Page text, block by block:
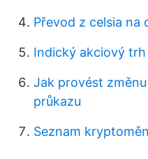
Převod z celsia na
Indický akciový
Jak provést
průkazu
Seznam